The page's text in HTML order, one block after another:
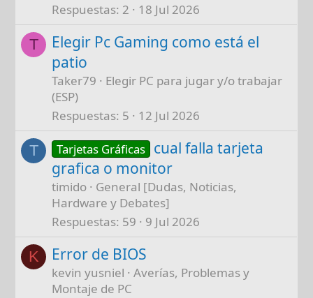
Respuestas 2 18 Jul 2026
T
Elegir Pc Gaming como está el
patio
Taker79
Elegir PC para jugar y/o trabajar
(ESP)
Respuestas 5 12 Jul 2026
T Tarjetas Gráficas cual falla tarjeta
grafica o monitor
timido
General [Dudas, Noticias,
Hardware y Debates]
Respuestas 59 9 Jul 2026
K Error de BIOS
kevin yusniel
Averías, Problemas y
Montaje de PC